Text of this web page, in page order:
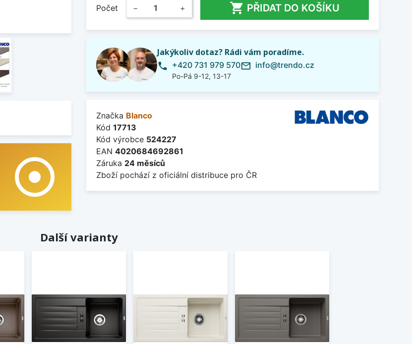
adjust
Počet − +  PŘIDAT DO KOŠÍKU
Jakýkoliv dotaz? Rádi vám poradíme.
phone +420 731 979 570
Po-Pá 9-12, 13-17
mail_outline info@trendo.cz
Značka Blanco
Kód 17713
Kód výrobce 524227
EAN 4020684692861
Záruka 24 měsíců
Zboží pochází z oficiální distribuce pro ČR
Další varianty